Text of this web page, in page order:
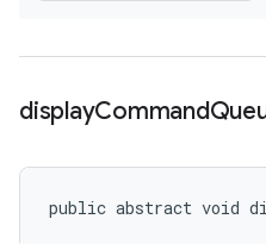
displayCommand
public abstract void